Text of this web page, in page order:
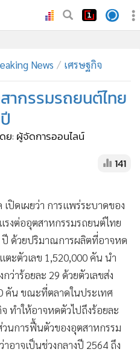
News เศรษฐกิจ
ากรรมรถยนต์ไทย
ย: ผู้จัดการออนไลน์
141
ปิดเผยว่า การแพร่ระบาดของ
รงต่ออุตสาหกรรมรถยนต์ไทย
ด้วยปริมาณการผลิตที่อาจหด
ตะตัวเลข 1,520,000 คัน นำ
ว่าร้อยละ 29 ด้วยตัวเลขส่ง
คัน ขณะที่ตลาดในประเทศ
ทำให้อาจหดตัวไปถึงร้อยละ
นการฟื้นตัวของอุตสาหกรรม
อาจเป็นช่วงกลางปี 2564 ถึง